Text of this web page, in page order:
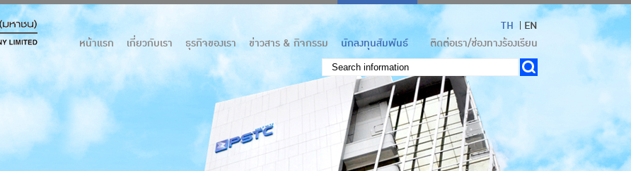
TH
EN
หน้าแรก
เกี่ยวกับเรา ธุรกิจของเรา ข่าวสาร & กิจกรรม นักลงทุนสัมพันธ์ ติดต่อเรา/ช่องทางร้องเรียน